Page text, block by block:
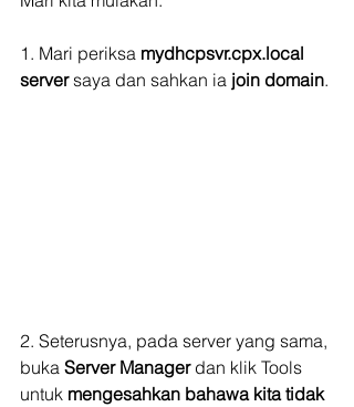
1. Mari periksa mydhcpsvr.cpx.local
server saya dan sahkan ia join domain.
2. Seterusnya, pada server yang sama,
buka Server Manager dan klik Tools
untuk mengesahkan bahawa kita tidak